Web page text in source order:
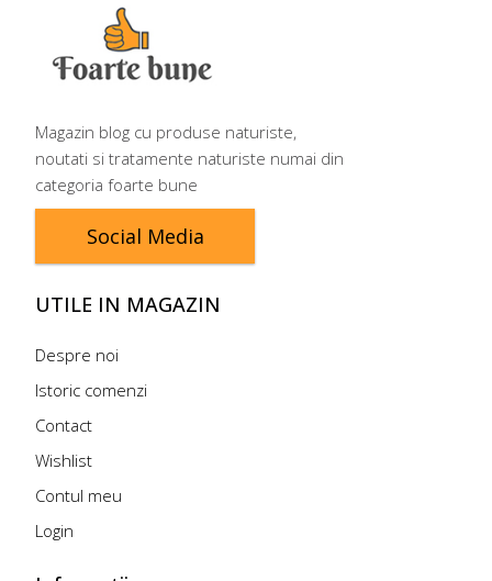
Magazin blog cu produse naturiste,
noutati si tratamente naturiste numai din
categoria foarte bune
Social Media
UTILE IN MAGAZIN
Despre noi
Istoric comenzi
Contact
Wishlist
Contul meu
Login